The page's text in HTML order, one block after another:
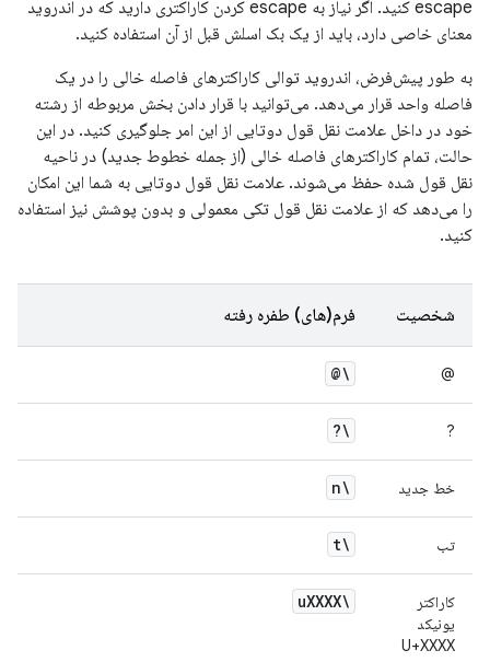
escape کنید. اگر نیاز به escape کردن کاراکتری دارید که در اندروید
معنای خاصی دارد، باید از یک بک اسلش قبل از آن استفاده کنید.
به طور پیش‌فرض، اندروید توالی کاراکترهای فاصله خالی را در یک
فاصله واحد قرار می‌دهد. می‌توانید با قرار دادن بخش مربوطه از رشته
خود در داخل علامت نقل قول دوتایی از این امر جلوگیری کنید. در این
حالت، تمام کاراکترهای فاصله خالی (از جمله خطوط جدید) در ناحیه
نقل قول شده حفظ می‌شوند. علامت نقل قول دوتایی به شما این امکان
را می‌دهد که از علامت نقل قول تکی معمولی و بدون پوشش نیز استفاده
کنید.
شخصیت فرم(های) طفره رفته
@
\@
?
\?
خط جدید \n
تب \t
کاراکتر
یونیکد
U+XXXX
\u
XXXX